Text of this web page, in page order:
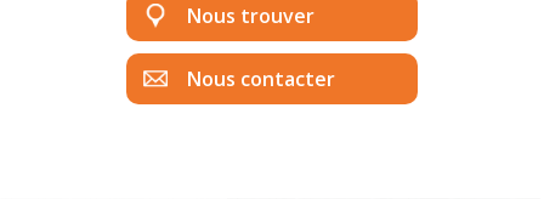
Nous trouver
Nous contacter